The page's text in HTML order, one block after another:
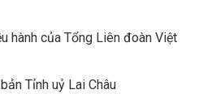
hành của Tổng Liên đoàn Việt
Tỉnh uỷ Lai Châu